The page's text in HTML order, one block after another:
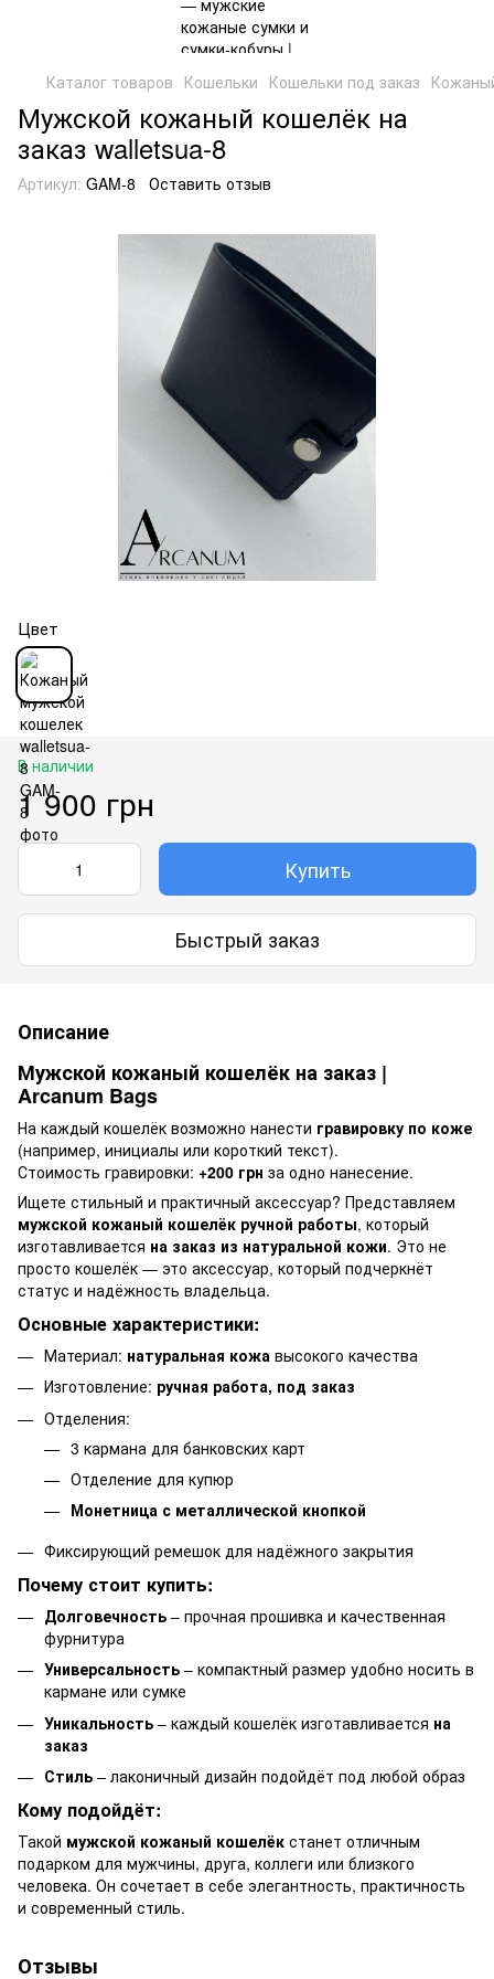
Каталог товаров Кошельки Кошельки под заказ
Мужской кожаный кошелёк на
заказ walletsua-8
Артикул: GAM-8 Оставить отзыв
Цвет
В наличии
1 900 грн
Купить
Быстрый заказ
Описание
Мужской кожаный кошелёк на заказ |
Arcanum Bags
На каждый кошелёк возможно нанести гравировку по коже
(например, инициалы или короткий текст).
Стоимость гравировки: +200 грн за одно нанесение.
Ищете стильный и практичный аксессуар? Представляем
мужской кожаный кошелёк ручной работы, который
изготавливается на заказ из натуральной кожи. Это не
просто кошелёк — это аксессуар, который подчеркнёт
статус и надёжность владельца.
Основные характеристики:
Материал: натуральная кожа высокого качества
Изготовление: ручная работа, под заказ
Отделения:
3 кармана для банковских карт
Отделение для купюр
Монетница с металлической кнопкой
Фиксирующий ремешок для надёжного закрытия
Почему стоит купить:
Долговечность – прочная прошивка и качественная
фурнитура
Универсальность – компактный размер удобно носить в
кармане или сумке
Уникальность – каждый кошелёк изготавливается на
заказ
Стиль – лаконичный дизайн подойдёт под любой образ
Кому подойдёт:
Такой мужской кожаный кошелёк станет отличным
подарком для мужчины, друга, коллеги или близкого
человека. Он сочетает в себе элегантность, практичность
и современный стиль.
Отзывы